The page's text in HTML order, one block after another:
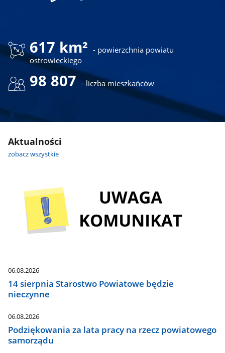
617 km² - powierzchnia powiatu
ostrowieckiego
98 807 - liczba mieszkańców
Aktualności
zobacz wszystkie
06.08.2026
14 sierpnia Starostwo Powiatowe będzie
nieczynne
06.08.2026
Podziękowania za lata pracy na rzecz powiatowego
samorządu